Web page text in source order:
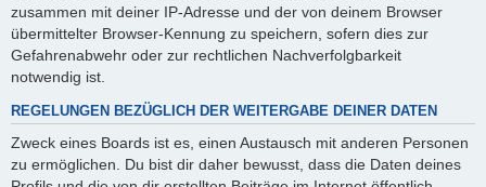
zusammen mit deiner IP-Adresse und der von deinem Browser
übermittelter Browser-Kennung zu speichern, sofern dies zur
Gefahrenabwehr oder zur rechtlichen Nachverfolgbarkeit
notwendig ist.
REGELUNGEN BEZÜGLICH DER WEITERGABE DEINER DATEN
Zweck eines Boards ist es, einen Austausch mit anderen Personen
zu ermöglichen. Du bist dir daher bewusst, dass die Daten deines